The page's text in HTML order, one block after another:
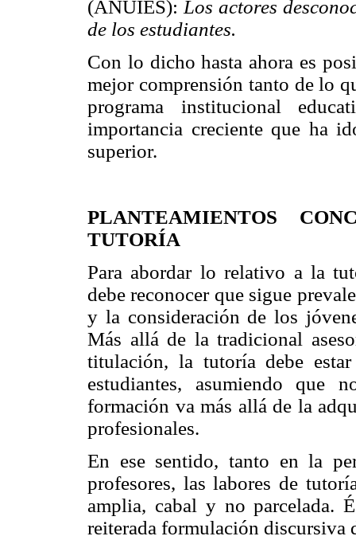
(ANUIES): Los actores
de los estudiantes.
Con lo dicho hasta ahora es
mejor comprensión tanto de lo
programa institucional
importancia creciente que ha
superior.
PLANTEAMIENTOS
TUTORÍA
Para abordar lo relativo a la
debe reconocer que sigue
y la consideración de los
Más allá de la tradicional
titulación, la tutoría debe
estudiantes, asumiendo que
formación va más allá de la
profesionales.
En ese sentido, tanto en la
profesores, las labores de
amplia, cabal y no parcelada.
reiterada formulación discursiva